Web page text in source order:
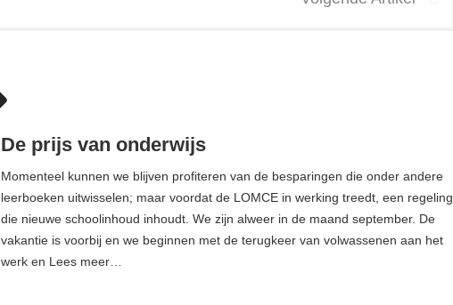
De prijs van onderwijs
Momenteel kunnen we blijven profiteren van de besparingen die onder andere
leerboeken uitwisselen; maar voordat de LOMCE in werking treedt, een regeling
die nieuwe schoolinhoud inhoudt. We zijn alweer in de maand september. De
vakantie is voorbij en we beginnen met de terugkeer van volwassenen aan het
werk en Lees meer…